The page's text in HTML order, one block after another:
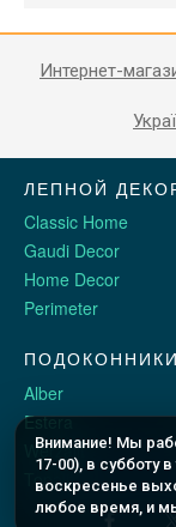
Интернет-
ЛЕПНОЙ
Classic Home
Gaudi Decor
Home Decor
Perimeter
ПОДОКОННИКИ
Alber
Estera
Werzalit
Topalit
Внимание! Мы
17-00), в субботу
воскресенье
любое время, и